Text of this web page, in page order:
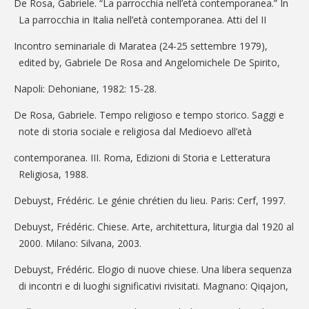
De Rosa, Gabriele. “La parrocchia nell’età contemporanea.” In
La parrocchia in Italia nell’età contemporanea. Atti del II
Incontro seminariale di Maratea (24-25 settembre 1979),
edited by, Gabriele De Rosa and Angelomichele De Spirito,
Napoli: Dehoniane, 1982: 15-28.
De Rosa, Gabriele. Tempo religioso e tempo storico. Saggi e
note di storia sociale e religiosa dal Medioevo all’età
contemporanea. III. Roma, Edizioni di Storia e Letteratura
Religiosa, 1988.
Debuyst, Frédéric. Le génie chrétien du lieu. Paris: Cerf, 1997.
Debuyst, Frédéric. Chiese. Arte, architettura, liturgia dal 1920 al
2000. Milano: Silvana, 2003.
Debuyst, Frédéric. Elogio di nuove chiese. Una libera sequenza
di incontri e di luoghi significativi rivisitati. Magnano: Qiqajon,